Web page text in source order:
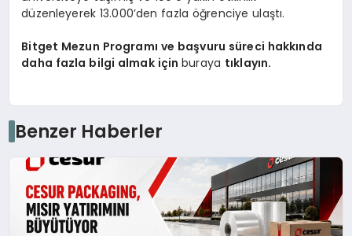
düzenleyerek 13.000’den fazla öğrenciye ulaştı.
Bitget Mezun Programı ve başvuru süreci hakkında
daha fazla bilgi almak içinburaya tıklayın.
Benzer Haberler